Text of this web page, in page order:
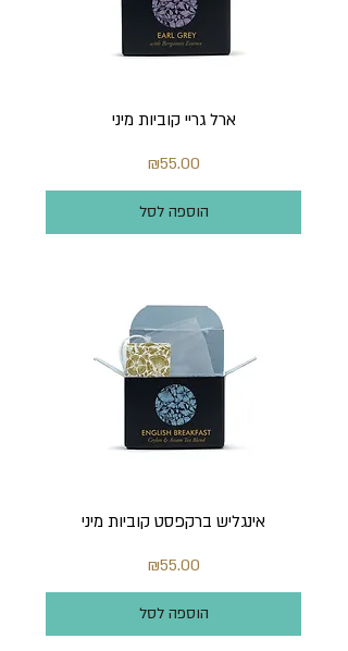
ארל גריי קוביות מיני
מחיר
₪55.00
הוספה לסל
אינגליש ברקפסט קוביות מיני
מחיר
₪55.00
הוספה לסל